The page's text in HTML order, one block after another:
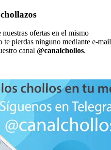
ofertas en el mismo
te pierdas ninguno mediante e-mail
canal @canalchollos.